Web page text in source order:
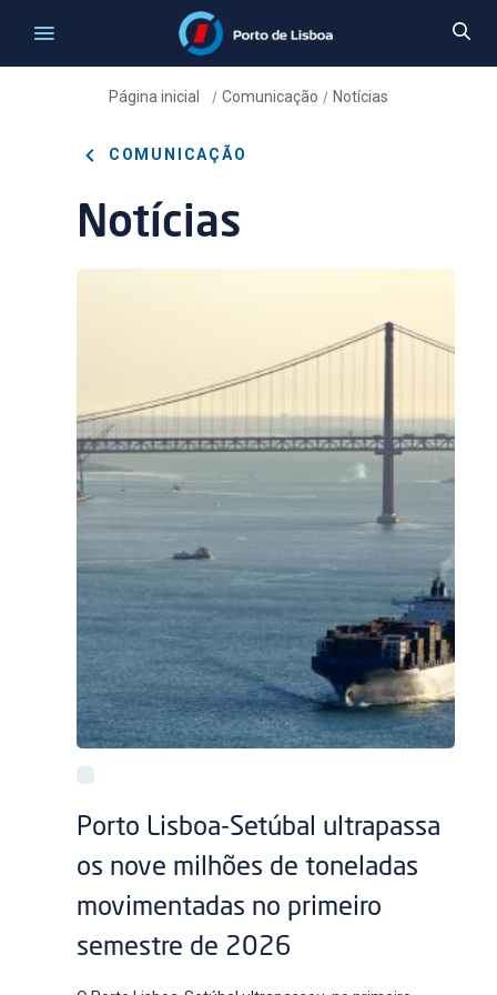
Página inicial / Comunicação / Notícias
COMUNICAÇÃO
Notícias
Porto Lisboa-Setúbal ultrapassa
os nove milhões de toneladas
movimentadas no primeiro
semestre de 2026